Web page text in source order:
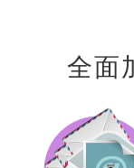
全面